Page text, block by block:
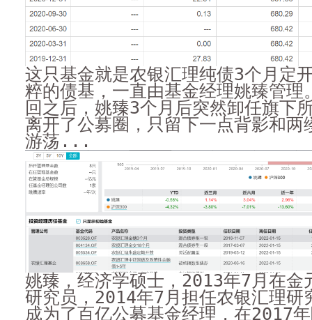
这只基金就是农银汇理纯债3个月定
粹的债基，一直由基金经理姚臻管理
回之后，姚臻3个月后突然卸任旗下
离开了公募圈，只留下一点背影和两
游荡...
姚臻，经济学硕士，2013年7月在金
研究员，2014年7月担任农银汇理研
成为了百亿公募基金经理，在2017